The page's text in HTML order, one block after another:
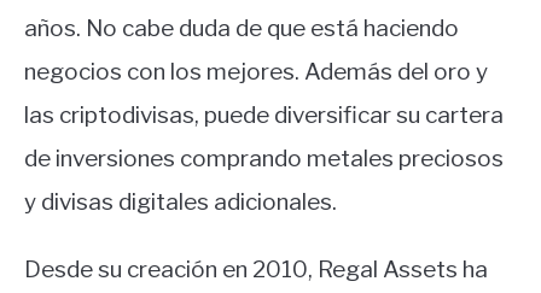
años. No cabe duda de que está haciendo
negocios con los mejores. Además del oro y
las criptodivisas, puede diversificar su cartera
de inversiones comprando metales preciosos
y divisas digitales adicionales.
Desde su creación en 2010, Regal Assets ha